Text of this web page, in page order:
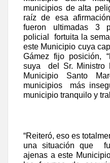
municipios de alta
raíz de esa
fueron ultimadas 3
policial
fortuita la
este Municipio cuya
Gámez fijo posición,
suya
del Sr. Ministro
Municipio Santo
municipios
más
municipio tranquilo y
“Reiteró, eso es
una situación que
ajenas a este